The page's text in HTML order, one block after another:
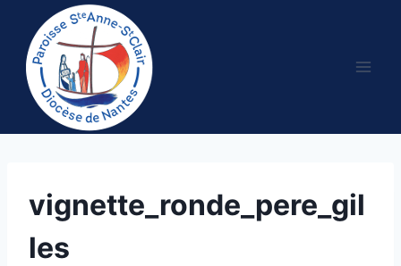
contenu
vignette_ronde_pere_gil
les